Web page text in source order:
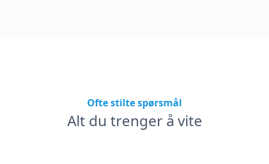
Ofte stilte spørsmål
Alt du trenger å vite